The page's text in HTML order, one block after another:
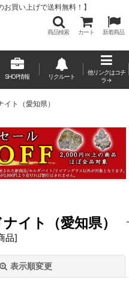
買い上げで送料無料！】
商品検索 カート 新着商品
SHOP情報 リクルート
他リンクはコチ
ラ→
ト（愛知県）
イト（愛知県）
品]
表示順変更